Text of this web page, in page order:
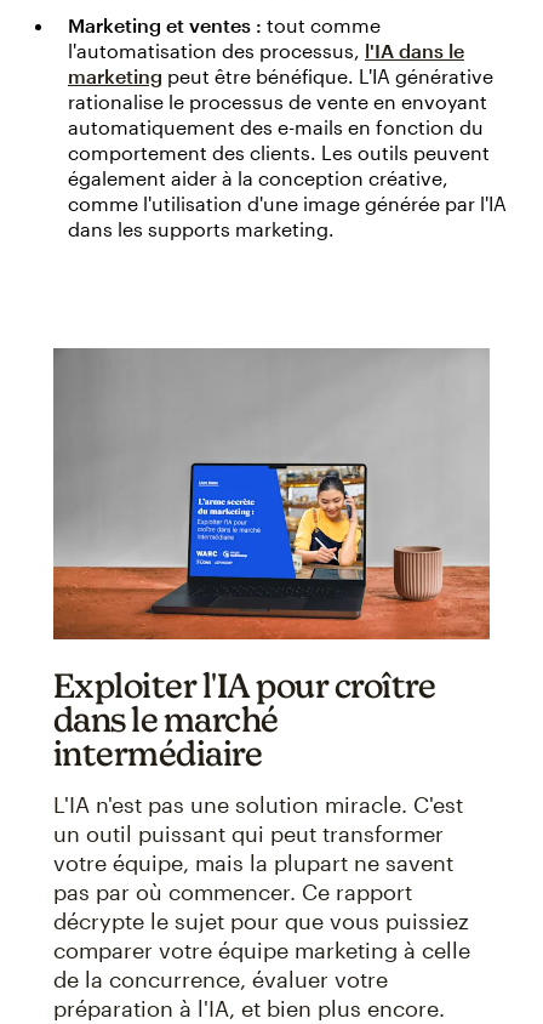
Marketing et ventes : tout comme
l'automatisation des processus, l'IA dans le
marketing peut être bénéfique. L'IA générative
rationalise le processus de vente en envoyant
automatiquement des e-mails en fonction du
comportement des clients. Les outils peuvent
également aider à la conception créative,
comme l'utilisation d'une image générée par l'IA
dans les supports marketing.
Exploiter l'IA pour croître
dans le marché
intermédiaire
L'IA n'est pas une solution miracle. C'est
un outil puissant qui peut transformer
votre équipe, mais la plupart ne savent
pas par où commencer. Ce rapport
décrypte le sujet pour que vous puissiez
comparer votre équipe marketing à celle
de la concurrence, évaluer votre
préparation à l'IA, et bien plus encore.